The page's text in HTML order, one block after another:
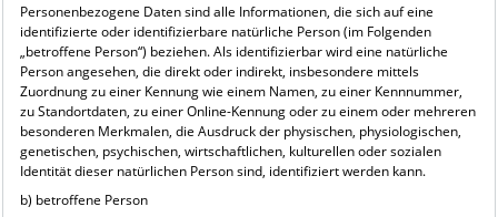
Personenbezogene Daten sind alle Informationen, die sich auf eine
identifizierte oder identifizierbare natürliche Person (im Folgenden
„betroffene Person“) beziehen. Als identifizierbar wird eine natürliche
Person angesehen, die direkt oder indirekt, insbesondere mittels
Zuordnung zu einer Kennung wie einem Namen, zu einer Kennnummer,
zu Standortdaten, zu einer Online-Kennung oder zu einem oder mehreren
besonderen Merkmalen, die Ausdruck der physischen, physiologischen,
genetischen, psychischen, wirtschaftlichen, kulturellen oder sozialen
Identität dieser natürlichen Person sind, identifiziert werden kann.
b) betroffene Person